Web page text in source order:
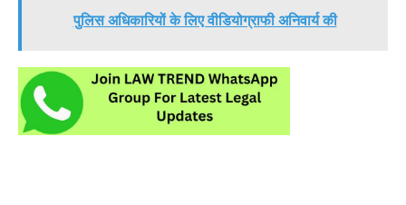
पुलिस अधिकारियों के लिए वीडियोग्राफी अनिवार्य की